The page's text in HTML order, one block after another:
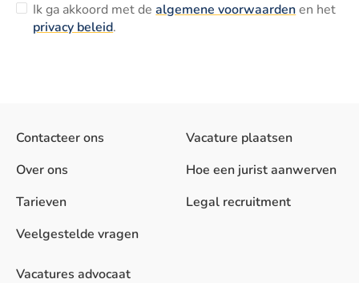
Ik ga akkoord met dealgemene voorwaardenen het
privacy beleid.
Contacteer ons
Over ons
Tarieven
Veelgestelde vragen
Vacature plaatsen
Hoe een jurist aanwerven
Legal recruitment
Vacatures advocaat